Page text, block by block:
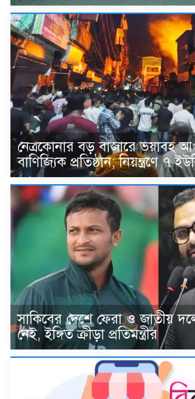
নেত্রকোনার বড় বাজারে ভয়াবহ
বাণিজ্যিক প্রতিষ্ঠান; নিয়ন্ত্রণে ৭
সাকিবের দেশে ফেরা ও জাতীয়
নেই, ইঙ্গিত ক্রীড়া প্রতিমন্ত্রীর